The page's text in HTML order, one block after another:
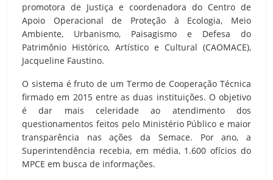
promotora de Justiça e coordenadora do Centro de
Apoio Operacional de Proteção à Ecologia, Meio
Ambiente, Urbanismo, Paisagismo e Defesa do
Patrimônio Histórico, Artístico e Cultural (CAOMACE),
Jacqueline Faustino.
O sistema é fruto de um Termo de Cooperação Técnica
firmado em 2015 entre as duas instituições. O objetivo
é dar mais celeridade ao atendimento dos
questionamentos feitos pelo Ministério Público e maior
transparência nas ações da Semace. Por ano, a
Superintendência recebia, em média, 1.600 ofícios do
MPCE em busca de informações.